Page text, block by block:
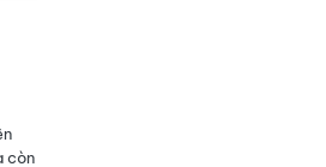
còn